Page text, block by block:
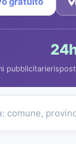
pubblicitarie
comune,